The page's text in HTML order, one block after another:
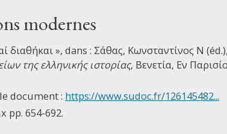
modernes
διαθήκαι », dans : Σάθας, Κωνσταντίνος Ν (éd.),
της ελληνικής ιστορίας, Βενετία, Εν
document : https://www.sudoc.fr/126145482...
pp. 654-692.